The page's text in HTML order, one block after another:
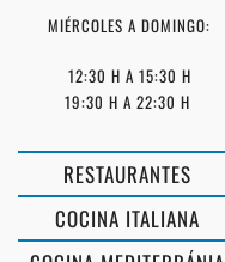
MIÉRCOLES A DOMINGO:
12:30 H A 15:30 H
19:30 H A 22:30 H
RESTAURANTES
COCINA ITALIANA